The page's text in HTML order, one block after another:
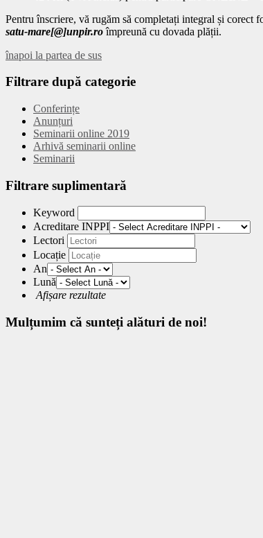
Pentru înscriere, vă rugăm să completați integral și corect
satu-mare[@]unpir.roîmpreună cu dovada plății.
înapoi la partea de sus
Filtrare după categorie
Conferințe
Anunțuri
Seminarii online 2019
Arhivă seminarii online
Seminarii
Filtrare suplimentară
Keyword
Acreditare INPPI
Lectori
Locație
An
Lună
Afișare rezultate
Mulțumim că sunteți alături de noi!